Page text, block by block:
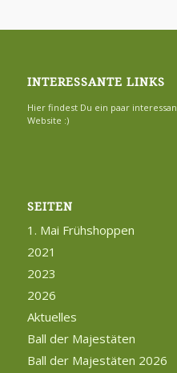
INTERESSANTE LINKS
Hier findest Du ein paar
Website :)
SEITEN
1. Mai Frühshoppen
2021
2023
2026
Aktuelles
Ball der Majestäten
Ball der Majestäten 2026